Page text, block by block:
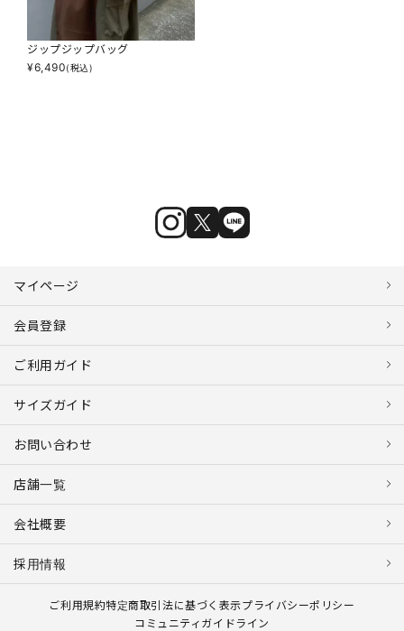
ジップジップバッグ
¥6,490(税込)
マイページ
会員登録
ご利用ガイド
サイズガイド
お問い合わせ
店舗一覧
会社概要
採用情報
ご利用規約特定商取引法に基づく表示プライバシーポリシー
コミュニティガイドライン